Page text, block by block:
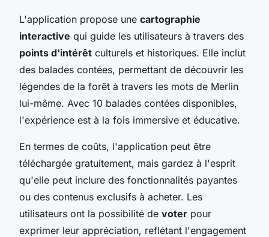
L'application propose une cartographie
interactive qui guide les utilisateurs à travers des
points d'intérêt culturels et historiques. Elle inclut
des balades contées, permettant de découvrir les
légendes de la forêt à travers les mots de Merlin
lui-même. Avec 10 balades contées disponibles,
l'expérience est à la fois immersive et éducative.
En termes de coûts, l'application peut être
téléchargée gratuitement, mais gardez à l'esprit
qu'elle peut inclure des fonctionnalités payantes
ou des contenus exclusifs à acheter. Les
utilisateurs ont la possibilité de voter pour
exprimer leur appréciation, reflétant l'engagement